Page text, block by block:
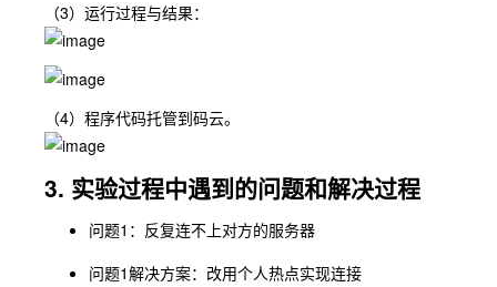
（3）运行过程与结果：
（4）程序代码托管到码云。
3. 实验过程中遇到的问题和解决过程
问题1：反复连不上对方的服务器
问题1解决方案：改用个人热点实现连接